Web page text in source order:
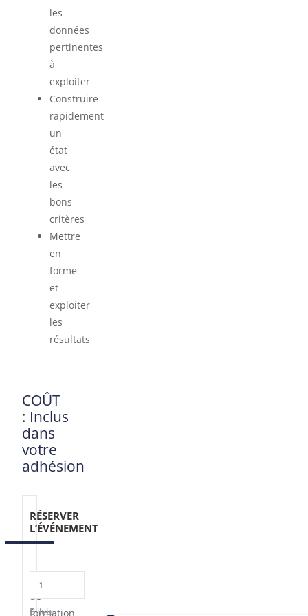
les
données
pertinentes
à
exploiter
Construire
rapidement
un
état
avec
les
bons
critères
Mettre
en
forme
et
exploiter
les
résultats
COÛT
: Inclus
dans
votre
adhésion
RÉSERVER
L’ÉVÉNEMENT
Atelier
de
formation
Billets